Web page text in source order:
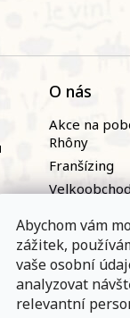
Abychom vám
zážitek,
vaše osobní
analyzovat
relevantní
O nás
Akce na
Rhôny
Franšízing
Novinky
Zaměstnání